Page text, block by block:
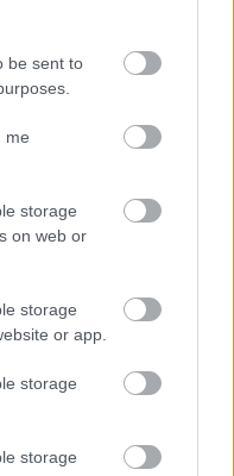
be sent to
me
storage
on web or
storage
or app.
storage
storage
'low cost' para la
reforzar tu equipo de
13 de Comunio con un
te presentamos
'low cost' por
1 millón de euros.
(Real Madrid,
cuatro primeras